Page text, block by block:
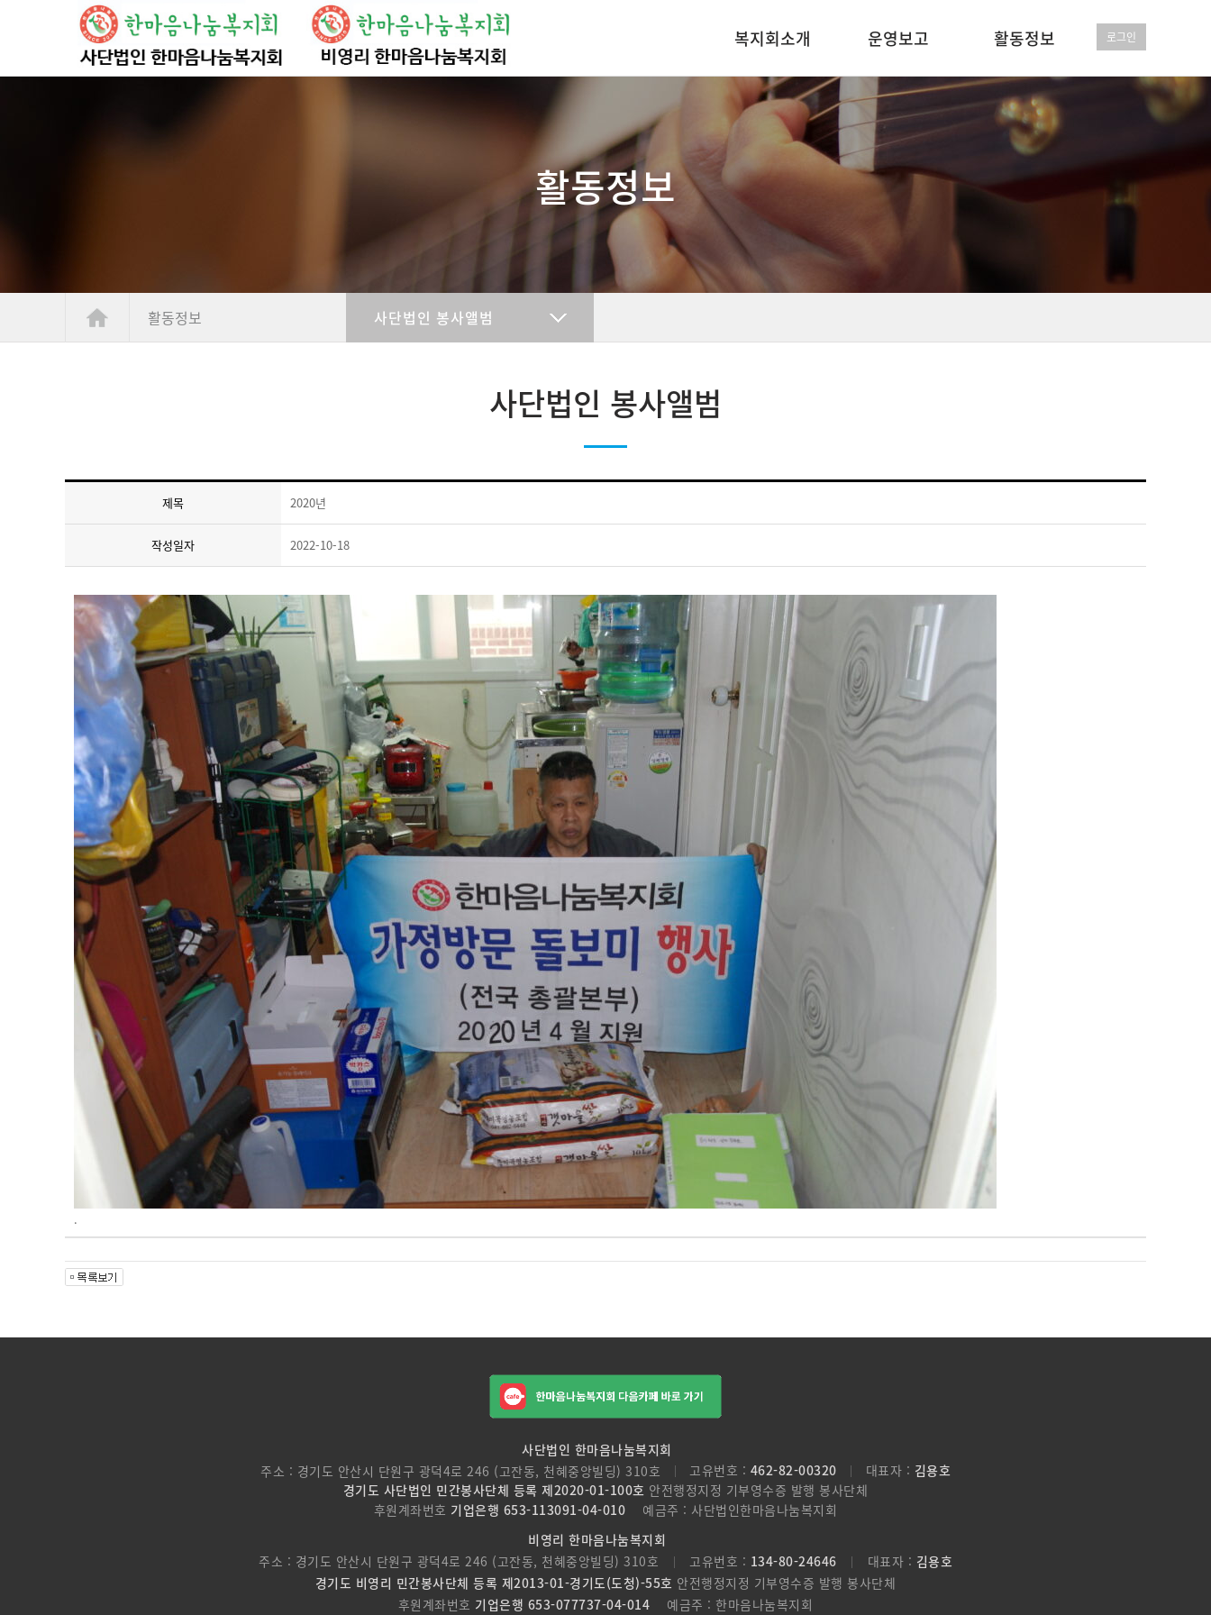
복지회소개
인사말
조직도
운영보고
사단법인 결산보고서
비영리 결산보고서
활동정보
사단법인 봉사앨범
비영리 봉사앨범
언론보도
로그인
활동정보
활동정보 사단법인 봉사앨범
사단법인 봉사앨범
제목 2020년
작성일자 2022-10-18
.
사단법인 한마음나눔복지회
주소 : 경기도 안산시 단원구 광덕4로 246 (고잔동, 천혜중앙빌딩) 310호
고유번호 : 462-82-00320 대표자 : 김용호
경기도 사단법인 민간봉사단체 등록 제2020-01-100호 안전행정지정 기부영수증 발행 봉사단체
후원계좌번호 기업은행 653-113091-04-010
예금주 : 사단법인한마음나눔복지회
비영리 한마음나눔복지회
주소 : 경기도 안산시 단원구 광덕4로 246 (고잔동, 천혜중앙빌딩) 310호
고유번호 : 134-80-24646 대표자 : 김용호
경기도 비영리 민간봉사단체 등록 제2013-01-경기도(도청)-55호 안전행정지정 기부영수증 발행 봉사단체
후원계좌번호 기업은행 653-077737-04-014 예금주 : 한마음나눔복지회